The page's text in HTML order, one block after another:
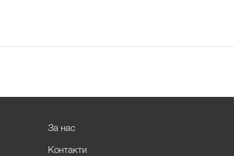
За нас
Контакти